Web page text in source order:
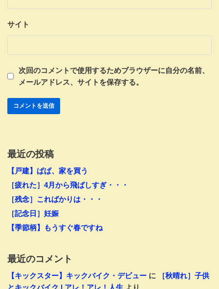
サイト
次回のコメントで使用するためブラウザーに自分の名前、
メールアドレス、サイトを保存する。
最近の投稿
【戸建】ぱぱ、家を買う
［疲れた］4月から飛ばしすぎ・・・
［残念］こればかりは・・・
［記念日］妊娠
【季節柄】もうすぐ春ですね
最近のコメント
【キックスター】キックバイク・デビュー に
［秋晴れ］子供
とキックバイク | アレ！アレ！人生 より